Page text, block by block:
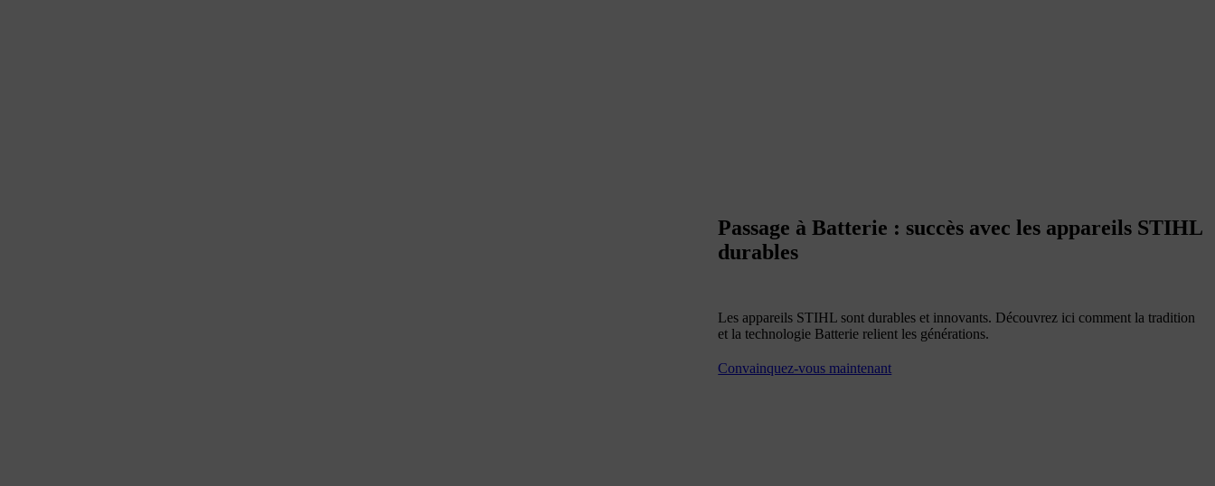
Passage à Batterie : succès avec les appareils STIHL
durables
Les appareils STIHL sont durables et innovants. Découvrez ici comment la tradition
et la technologie Batterie relient les générations.
Convainquez-vous maintenant